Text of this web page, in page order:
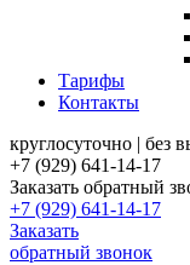
Тарифы
Контакты
круглосуточно | без
+7 (929) 641-14-17
Заказать обратный
+7 (929) 641-14-17
Заказать
обратный звонок